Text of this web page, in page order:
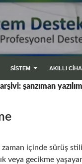
SİSTEM AKILLI
şanzıman
zaman içinde sürüş
veya gecikme